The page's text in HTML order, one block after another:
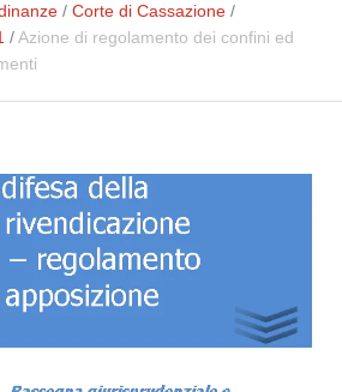
/Corte di Cassazione /
/Azione di regolamento dei confini ed